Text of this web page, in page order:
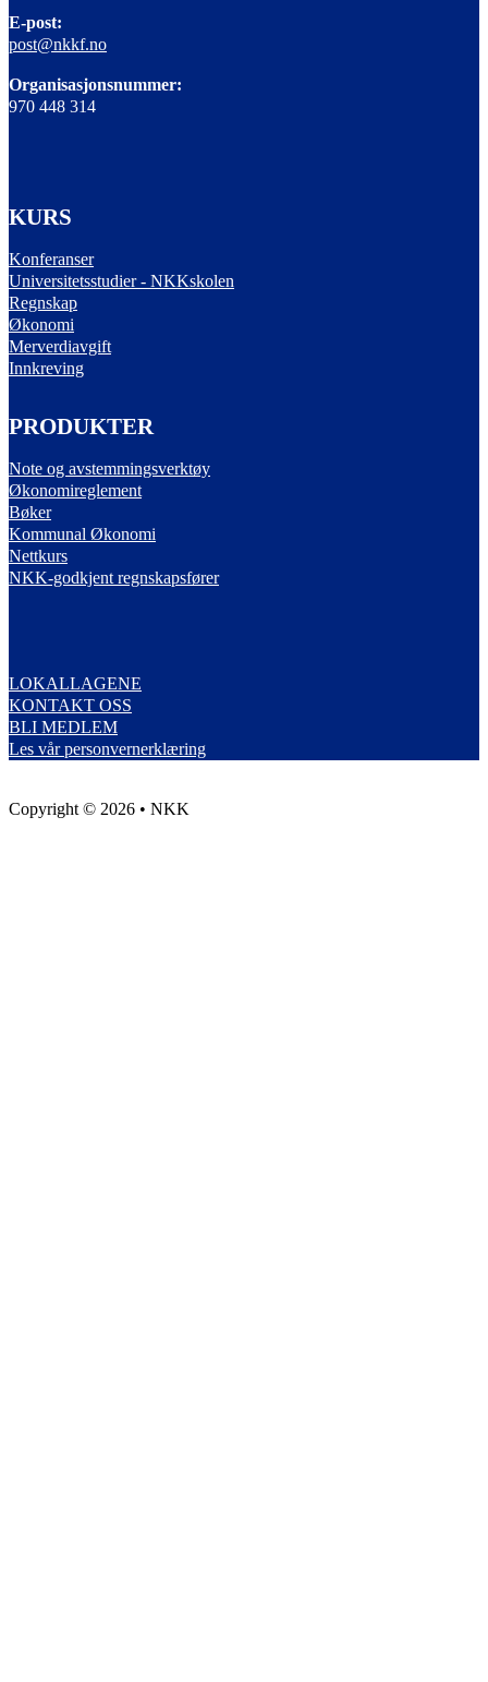
E-post:
post@nkkf.no
Organisasjonsnummer:
970 448 314
KURS
Konferanser
Universitetsstudier - NKKskolen
Regnskap
Økonomi
Merverdiavgift
Innkreving
PRODUKTER
Note og avstemmingsverktøy
Økonomireglement
Bøker
Kommunal Økonomi
Nettkurs
NKK-godkjent regnskapsfører
LOKALLAGENE
KONTAKT OSS
BLI MEDLEM
Les vår personvernerklæring
Copyright © 2026 • NKK